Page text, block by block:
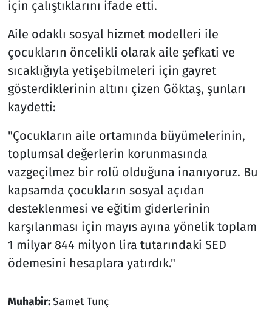
için çalıştıklarını ifade etti.
Aile odaklı sosyal hizmet modelleri ile
çocukların öncelikli olarak aile şefkati ve
sıcaklığıyla yetişebilmeleri için gayret
gösterdiklerinin altını çizen Göktaş, şunları
kaydetti:
"Çocukların aile ortamında büyümelerinin,
toplumsal değerlerin korunmasında
vazgeçilmez bir rolü olduğuna inanıyoruz. Bu
kapsamda çocukların sosyal açıdan
desteklenmesi ve eğitim giderlerinin
karşılanması için mayıs ayına yönelik toplam
1 milyar 844 milyon lira tutarındaki SED
ödemesini hesaplara yatırdık."
Muhabir:Samet Tunç